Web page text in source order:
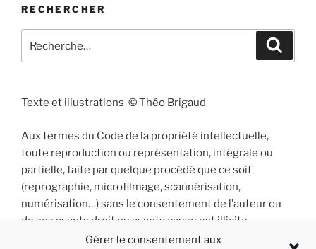
Gérer le consentement aux
RECHERCHER
pour
Texte et illustrations © Théo Brigaud
Aux termes du Code de la propriété intellectuelle,
toute reproduction ou représentation, intégrale ou
partielle, faite par quelque procédé que ce soit
(reprographie, microfilmage, scannérisation,
numérisation…) sans le consentement de l’auteur ou
de ses ayants droit ou ayants cause est illicite
et constitue une contrefaçon sanctionnée par les